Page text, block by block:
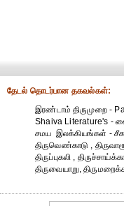
தேட‌ல் தொட‌ர்பான தகவ‌ல்க‌ள்:
இரண்டாம் திருமுறை -
Shaiva Literature's -
சமய இலக்கியங்கள் -
திருவெண்காடு ,
திருப்புகலி ,
திருவையாறு,